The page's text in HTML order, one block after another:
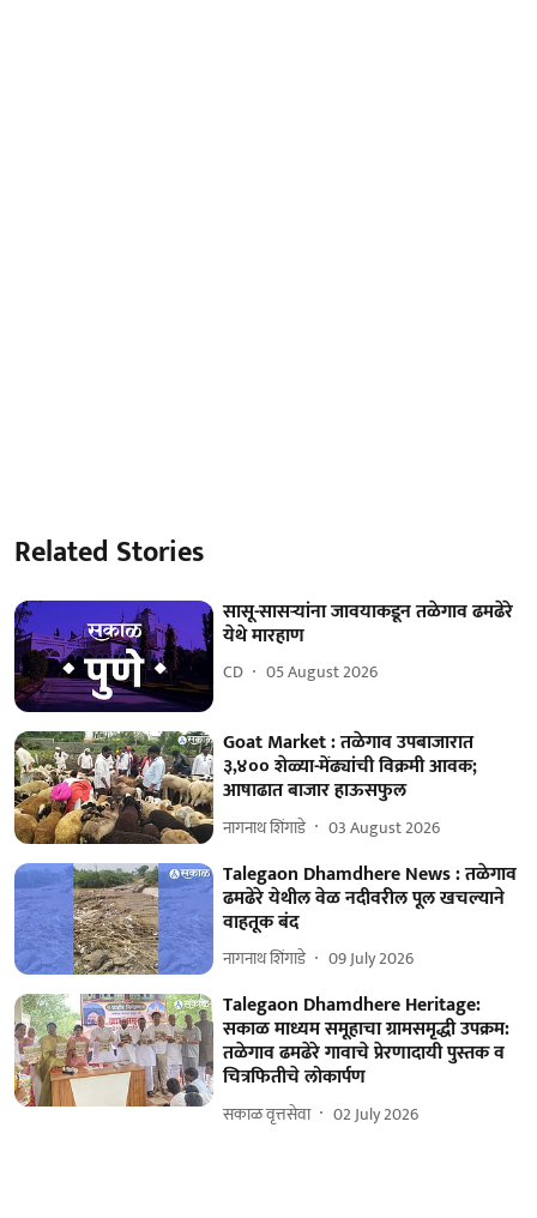
Related Stories
सासू-सासऱ्यांना जावयाकडून तळेगाव ढमढेरे
येथे मारहाण
CD 05 August 2026
Goat Market : तळेगाव उपबाजारात
३,४०० शेळ्या-मेंढ्यांची विक्रमी आवक;
आषाढात बाजार हाऊसफुल
नागनाथ शिंगाडे 03 August 2026
Talegaon Dhamdhere News : तळेगाव
ढमढेरे येथील वेळ नदीवरील पूल खचल्याने
वाहतूक बंद
नागनाथ शिंगाडे 09 July 2026
Talegaon Dhamdhere Heritage:
सकाळ माध्यम समूहाचा ग्रामसमृद्धी उपक्रम:
तळेगाव ढमढेरे गावाचे प्रेरणादायी पुस्तक व
चित्रफितीचे लोकार्पण
सकाळ वृत्तसेवा 02 July 2026